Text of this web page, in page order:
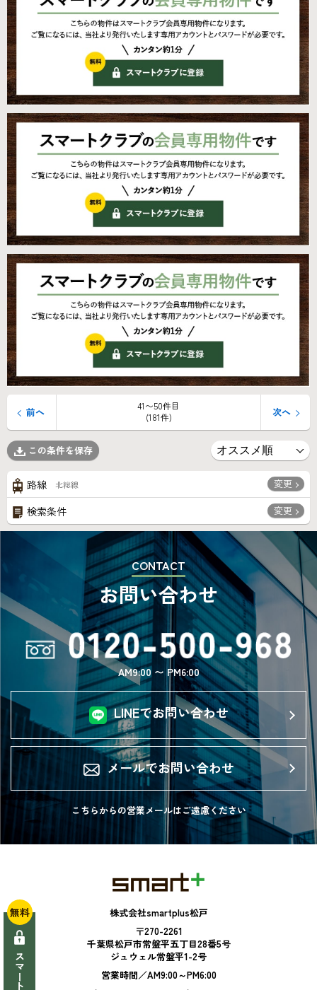
41〜50件目
(181件)
前へ 次へ
この条件を保存
路線 北総線 変更
検索条件 変更
CONTACT
お問い合わせ
AM9:00 〜 PM6:00
LINEでお問い合わせ
メールでお問い合わせ
こちらからの営業メールはご遠慮ください
株式会社smartplus松戸
〒270-2261
千葉県松戸市常盤平五丁目28番5号
ジュウェル常盤平1-2号
営業時間／AM9:00～PM6:00
無料